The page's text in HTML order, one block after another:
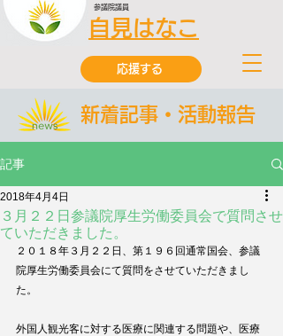
自見はなこ
参議院議員
応援する
新着記事・活動報告
記事
３月２２日参議院厚生労働委員会で質問させ
ていただきました。
2018年4月4日
２０１８年３月２２日、第１９６回通常国会、参議
院厚生労働委員会にて質問をさせていただきまし
た。
外国人観光客に対する医療に関連する問題や、医療